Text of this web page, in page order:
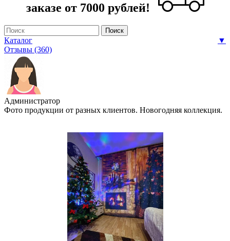
заказе от 7000 рублей!
Каталог
▼
Отзывы (360)
Администратор
Фото продукции от разных клиентов. Новогодняя коллекция.